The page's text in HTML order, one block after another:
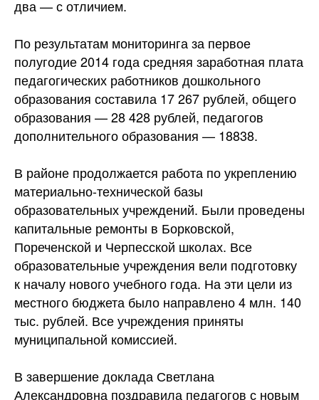
два — с отличием.
По результатам мониторинга за первое
полугодие 2014 года средняя заработная плата
педагогических работников дошкольного
образования составила 17 267 рублей, общего
образования — 28 428 рублей, педагогов
дополнительного образования — 18838.
В районе продолжается работа по укреплению
материально-технической базы
образовательных учреждений. Были проведены
капитальные ремонты в Борковской,
Пореченской и Черпесской школах. Все
образовательные учреждения вели подготовку
к началу нового учебного года. На эти цели из
местного бюджета было направлено 4 млн. 140
тыс. рублей. Все учреждения приняты
муниципальной комиссией.
В завершение доклада Светлана
Александровна поздравила педагогов с новым